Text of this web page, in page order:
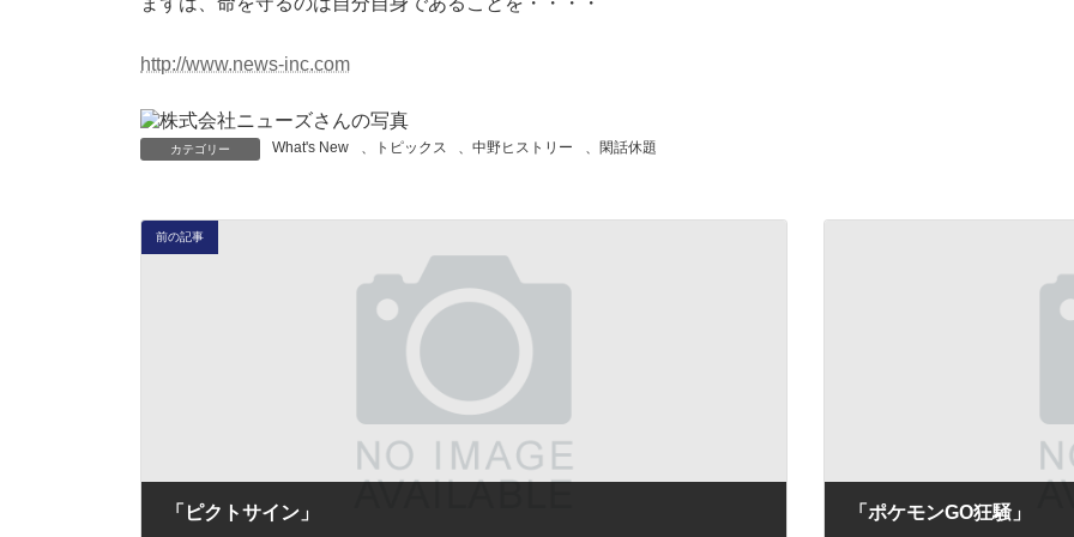
http://www.news-inc.com
カテゴリー What's New 、 トピックス 、中野ヒストリー 、 閑話休題
前の記事
「ピクトサイン」 「ポケモンGO狂騒」